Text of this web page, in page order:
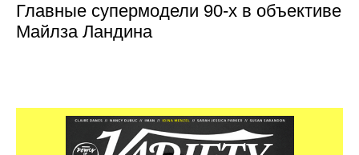
Главные супермодели 90-х в объективе
Майлза Ландина